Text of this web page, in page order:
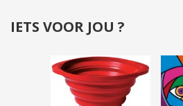
IETS VOOR JOU ?